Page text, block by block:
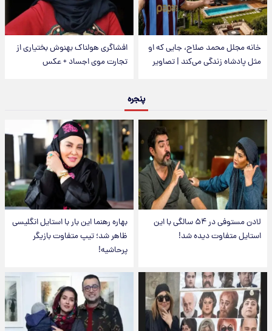
خانه مجلل محمد صلاح، جایی که او
مثل پادشاه زندگی می‌کند | تصاویر
افشاگری هولناک بهنوش بختیاری از
تجارت موی اجساد + عکس
پنجره
لادن مستوفی در ۵۴ سالگی با این
استایل متفاوت دیده شد!
بهاره رهنما این بار با استایل انگلیسی
ظاهر شد؛ تیپ متفاوت بازیگر
پرحاشیه!